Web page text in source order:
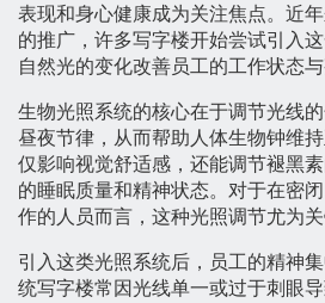
表现和身心健康成为关注焦点。近
的推广，许多写字楼开始尝试引入
自然光的变化改善员工的工作状态与
生物光照系统的核心在于调节光线
昼夜节律，从而帮助人体生物钟维
仅影响视觉舒适感，还能调节褪黑
的睡眠质量和精神状态。对于在密
作的人员而言，这种光照调节尤为关
引入这类光照系统后，员工的精神
统写字楼常因光线单一或过于刺眼